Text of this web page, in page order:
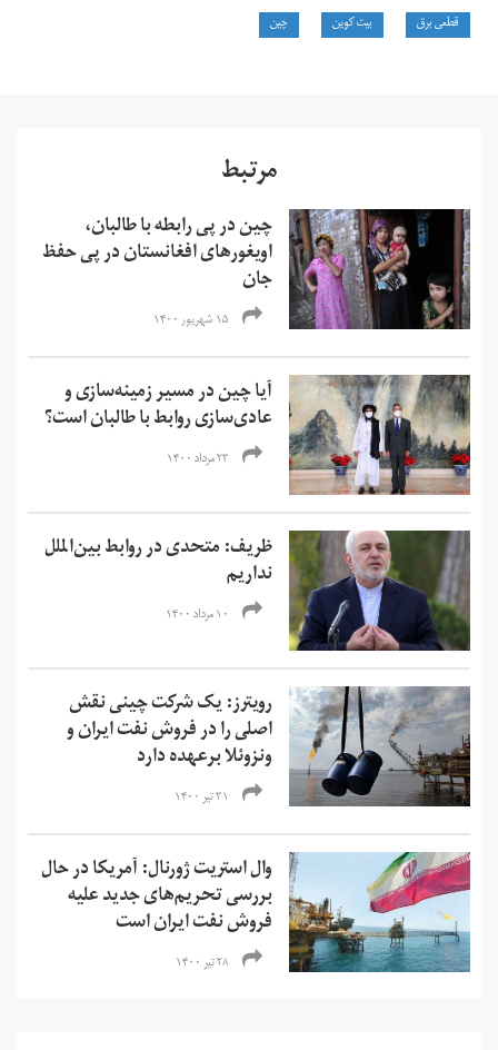
قطعی برق بیت کوین چین
مرتبط
چین در پی رابطه با طالبان،
اویغورهای افغانستان در پی حفظ
جان
۱۵ شهریور ۱۴۰۰
آیا چین در مسیر زمینه‌سازی و
عادی‌سازی روابط با طالبان است؟
۲۳ مرداد ۱۴۰۰
ظریف: متحدی در روابط بین‌الملل
نداریم
۱۰ مرداد ۱۴۰۰
رویترز: یک شرکت چینی نقش
اصلی را در فروش نفت ایران و
ونزوئلا برعهده دارد
۳۱ تیر ۱۴۰۰
وال استریت ژورنال: آمریکا در حال
بررسی تحریم‌های جدید علیه
فروش نفت ایران است
۲۸ تیر ۱۴۰۰